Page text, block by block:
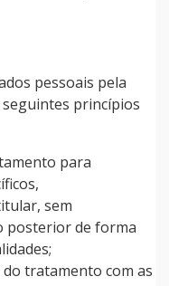
pessoais pela
princípios
para
sem
posterior de forma
tratamento com as